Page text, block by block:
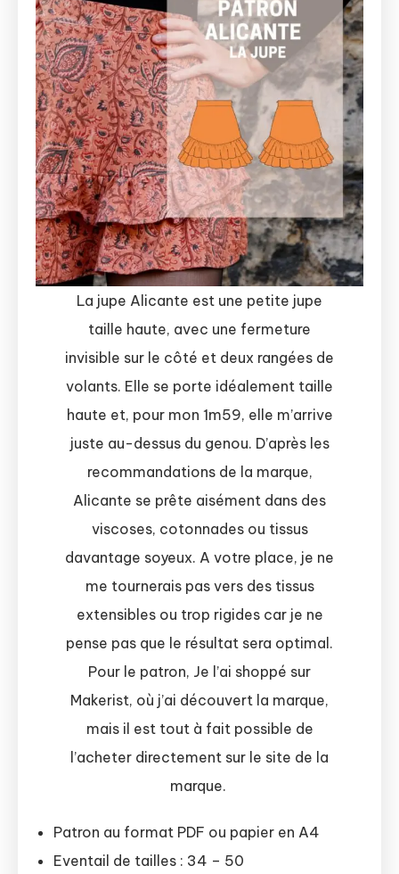
La jupe Alicante est une petite jupe
taille haute, avec une fermeture
invisible sur le côté et deux rangées de
volants. Elle se porte idéalement taille
haute et, pour mon 1m59, elle m’arrive
juste au-dessus du genou. D’après les
recommandations de la marque,
Alicante se prête aisément dans des
viscoses, cotonnades ou tissus
davantage soyeux. A votre place, je ne
me tournerais pas vers des tissus
extensibles ou trop rigides car je ne
pense pas que le résultat sera optimal.
Pour le patron, Je l’ai shoppé sur
Makerist, où j’ai découvert la marque,
mais il est tout à fait possible de
l’acheter directement sur le site de la
marque.
Patron au format PDF ou papier en A4
Eventail de tailles : 34 – 50